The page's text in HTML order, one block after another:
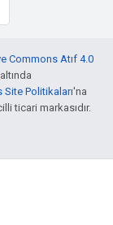
Commons Atıf 4.0
altında
Politikaları'na
ticari markasıdır.